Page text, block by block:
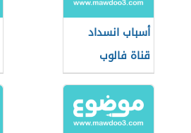
أسباب انسداد
قناة فالوب